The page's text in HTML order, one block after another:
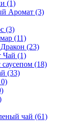
(1)
Аромат (3)
(3)
(11)
(23)
Чай (1)
(18)
(33)
чай (61)